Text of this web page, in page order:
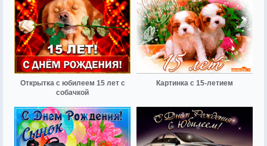
Открытка с юбилеем 15 лет с
собачкой
Картинка с 15-летием